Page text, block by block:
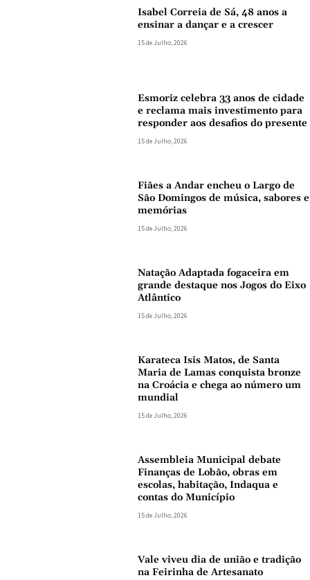
Isabel Correia de Sá, 48 anos a
ensinar a dançar e a crescer
15 de Julho, 2026
Esmoriz celebra 33 anos de cidade
e reclama mais investimento para
responder aos desafios do presente
15 de Julho, 2026
Fiães a Andar encheu o Largo de
São Domingos de música, sabores e
memórias
15 de Julho, 2026
Natação Adaptada fogaceira em
grande destaque nos Jogos do Eixo
Atlântico
15 de Julho, 2026
Karateca Isis Matos, de Santa
Maria de Lamas conquista bronze
na Croácia e chega ao número um
mundial
15 de Julho, 2026
Assembleia Municipal debate
Finanças de Lobão, obras em
escolas, habitação, Indaqua e
contas do Município
15 de Julho, 2026
Vale viveu dia de união e tradição
na Feirinha de Artesanato